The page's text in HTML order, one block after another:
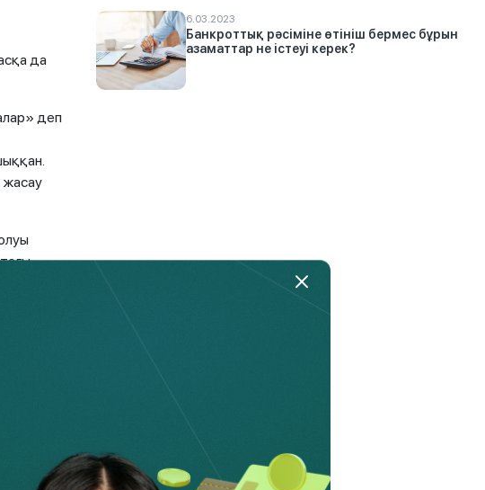
да
деп
жасау
6.03.2023
Банкроттық рәсіміне өтініш бермес бұрын
азаматтар не істеуі керек?